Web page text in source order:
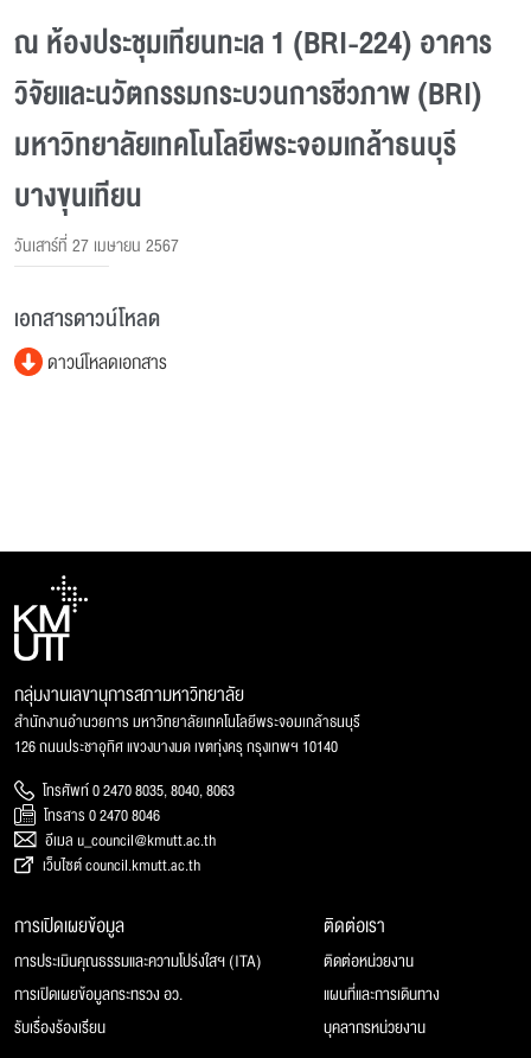
ณ ห้องประชุมเทียนทะเล 1 (BRI-224) อาคาร
วิจัยและนวัตกรรมกระบวนการชีวภาพ (BRI)
มหาวิทยาลัยเทคโนโลยีพระจอมเกล้าธนบุรี
บางขุนเทียน
วันเสาร์ที่ 27 เมษายน 2567
เอกสารดาวน์โหลด
ดาวน์โหลดเอกสาร
กลุ่มงานเลขานุการสภามหาวิทยาลัย
สำนักงานอำนวยการ มหาวิทยาลัยเทคโนโลยีพระจอมเกล้าธนบุรี
126 ถนนประชาอุทิศ แขวงบางมด เขตทุ่งครุ กรุงเทพฯ 10140
โทรศัพท์ 0 2470 8035, 8040, 8063
โทรสาร 0 2470 8046
อีเมล u_council@kmutt.ac.th
เว็บไซต์ council.kmutt.ac.th
การเปิดเผยข้อมูล
การประเมินคุณธรรมและความโปร่งใสฯ (ITA)
การเปิดเผยข้อมูลกระทรวง อว.
รับเรื่องร้องเรียน
ติดต่อเรา
ติดต่อหน่วยงาน
แผนที่และการเดินทาง
บุคลากรหน่วยงาน